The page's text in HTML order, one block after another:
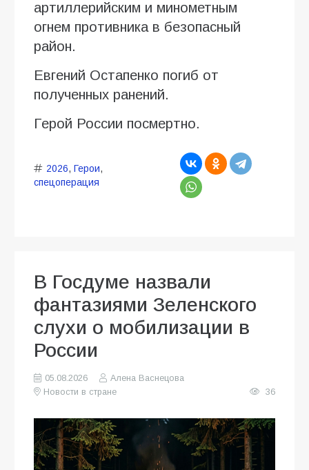
артиллерийским и минометным
огнем противника в безопасный
район.
Евгений Остапенко погиб от
полученных ранений.
Герой России посмертно.
2026, Герои,
спецоперация
В Госдуме назвали
фантазиями Зеленского
слухи о мобилизации в
России
05.08.2026
Алена Васнецова
Новости в стране
36